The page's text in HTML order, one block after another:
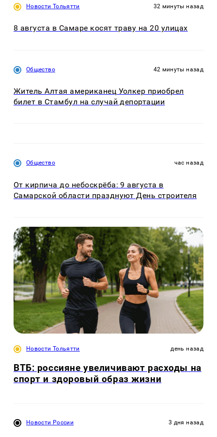
Новости Тольятти 32 минуты назад
8 августа в Самаре косят траву на 20 улицах
Общество 42 минуты назад
Житель Алтая американец Уолкер приобрел
билет в Стамбул на случай депортации
Общество час назад
От кирпича до небоскрёба: 9 августа в
Самарской области празднуют День строителя
Новости Тольятти день назад
ВТБ: россияне увеличивают расходы на
спорт и здоровый образ жизни
Новости России 3 дня назад